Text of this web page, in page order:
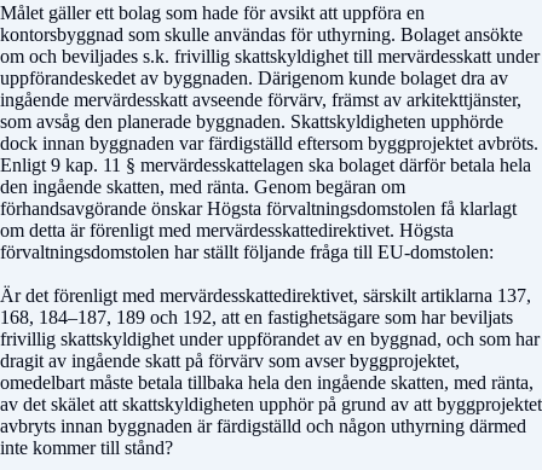
Målet gäller ett bolag som hade för avsikt att uppföra en
kontorsbyggnad som skulle användas för uthyrning. Bolaget ansökte
om och beviljades s.k. frivillig skattskyldighet till mervärdesskatt under
uppförandeskedet av byggnaden. Därigenom kunde bolaget dra av
ingående mervärdesskatt avseende förvärv, främst av arkitekttjänster,
som avsåg den planerade byggnaden. Skattskyldigheten upphörde
dock innan byggnaden var färdigställd eftersom byggprojektet avbröts.
Enligt 9 kap. 11 § mervärdesskattelagen ska bolaget därför betala hela
den ingående skatten, med ränta. Genom begäran om
förhandsavgörande önskar Högsta förvaltningsdomstolen få klarlagt
om detta är förenligt med mervärdesskattedirektivet. Högsta
förvaltningsdomstolen har ställt följande fråga till EU-domstolen:
Är det förenligt med mervärdesskattedirektivet, särskilt artiklarna 137,
168, 184–187, 189 och 192, att en fastighetsägare som har beviljats
frivillig skattskyldighet under uppförandet av en byggnad, och som har
dragit av ingående skatt på förvärv som avser byggprojektet,
omedelbart måste betala tillbaka hela den ingående skatten, med ränta,
av det skälet att skattskyldigheten upphör på grund av att byggprojektet
avbryts innan byggnaden är färdigställd och någon uthyrning därmed
inte kommer till stånd?